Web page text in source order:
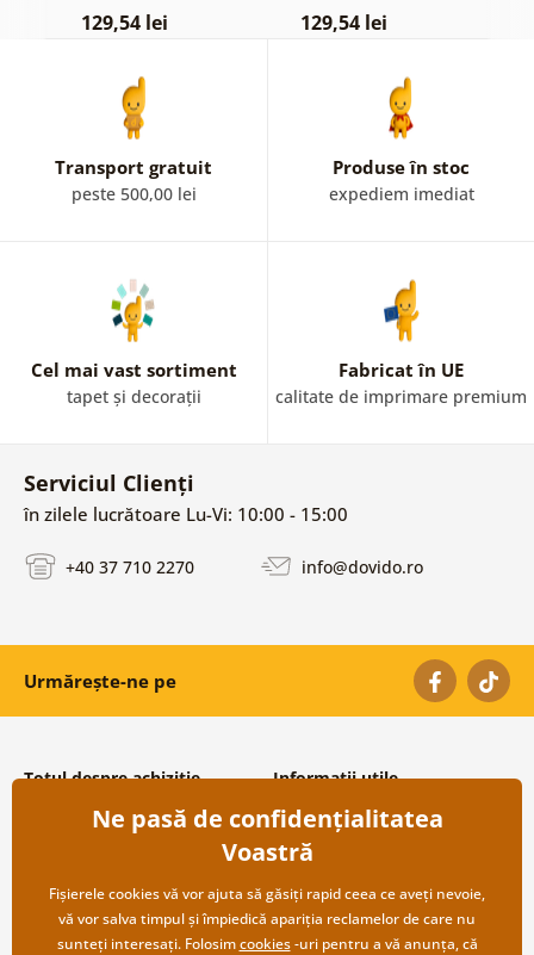
129,54 lei 129,54 lei
Transport gratuit
peste 500,00 lei
Produse în stoc
expediem imediat
Cel mai vast sortiment
tapet și decorații
Fabricat în UE
calitate de imprimare premium
Serviciul Clienți
în zilele lucrătoare Lu-Vi: 10:00 - 15:00
+40 37 710 2270 info@dovido.ro
Urmărește-ne pe
Totul despre achiziție
Condiții și termeni generali
Protecția datelor personale
Transport și modalități de plată
Returnare
Informații utile
Despre noi
Întrebări frecvente
Contacte
Cooperare angro
Ne pasă de confidențialitatea
Voastră
Fișierele cookies vă vor ajuta să găsiți rapid ceea ce aveți nevoie,
vă vor salva timpul și împiedică apariția reclamelor de care nu
sunteți interesați. Folosimcookies-uri pentru a vă anunța, că